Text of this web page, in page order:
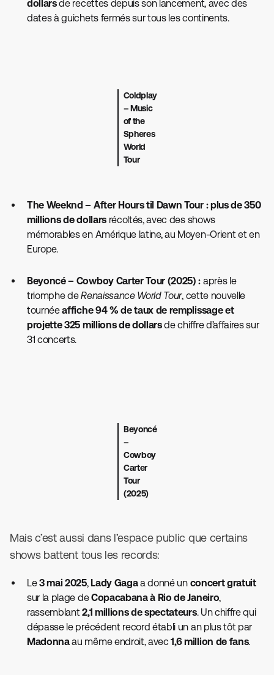
dollarsde recettes depuis son lancement, avec des
dates à guichets fermés sur tous les continents.
Coldplay
– Music
of the
Spheres
World
Tour
The Weeknd – After Hours til Dawn Tour : plus de 350
millions de dollarsrécoltés, avec des shows
mémorables en Amérique latine, au Moyen-Orient et en
Europe.
Beyoncé – Cowboy Carter Tour (2025) : après le
triomphe deRenaissance World Tour, cette nouvelle
tournéeaffiche 94 % de taux de remplissage et
projette 325 millions de dollarsde chiffre d’affaires sur
31 concerts.
Beyoncé
–
Cowboy
Carter
Tour
(2025)
Mais c’est aussi dans l’espace public que certains
shows battent tous les records:
Le3 mai 2025, Lady Gagaa donné un concert gratuit
sur la plage deCopacabana à Rio de Janeiro,
rassemblant2,1 millions de spectateurs. Un chiffre qui
dépasse le précédent record établi un an plus tôt par
Madonnaau même endroit, avec1,6 million de fans.